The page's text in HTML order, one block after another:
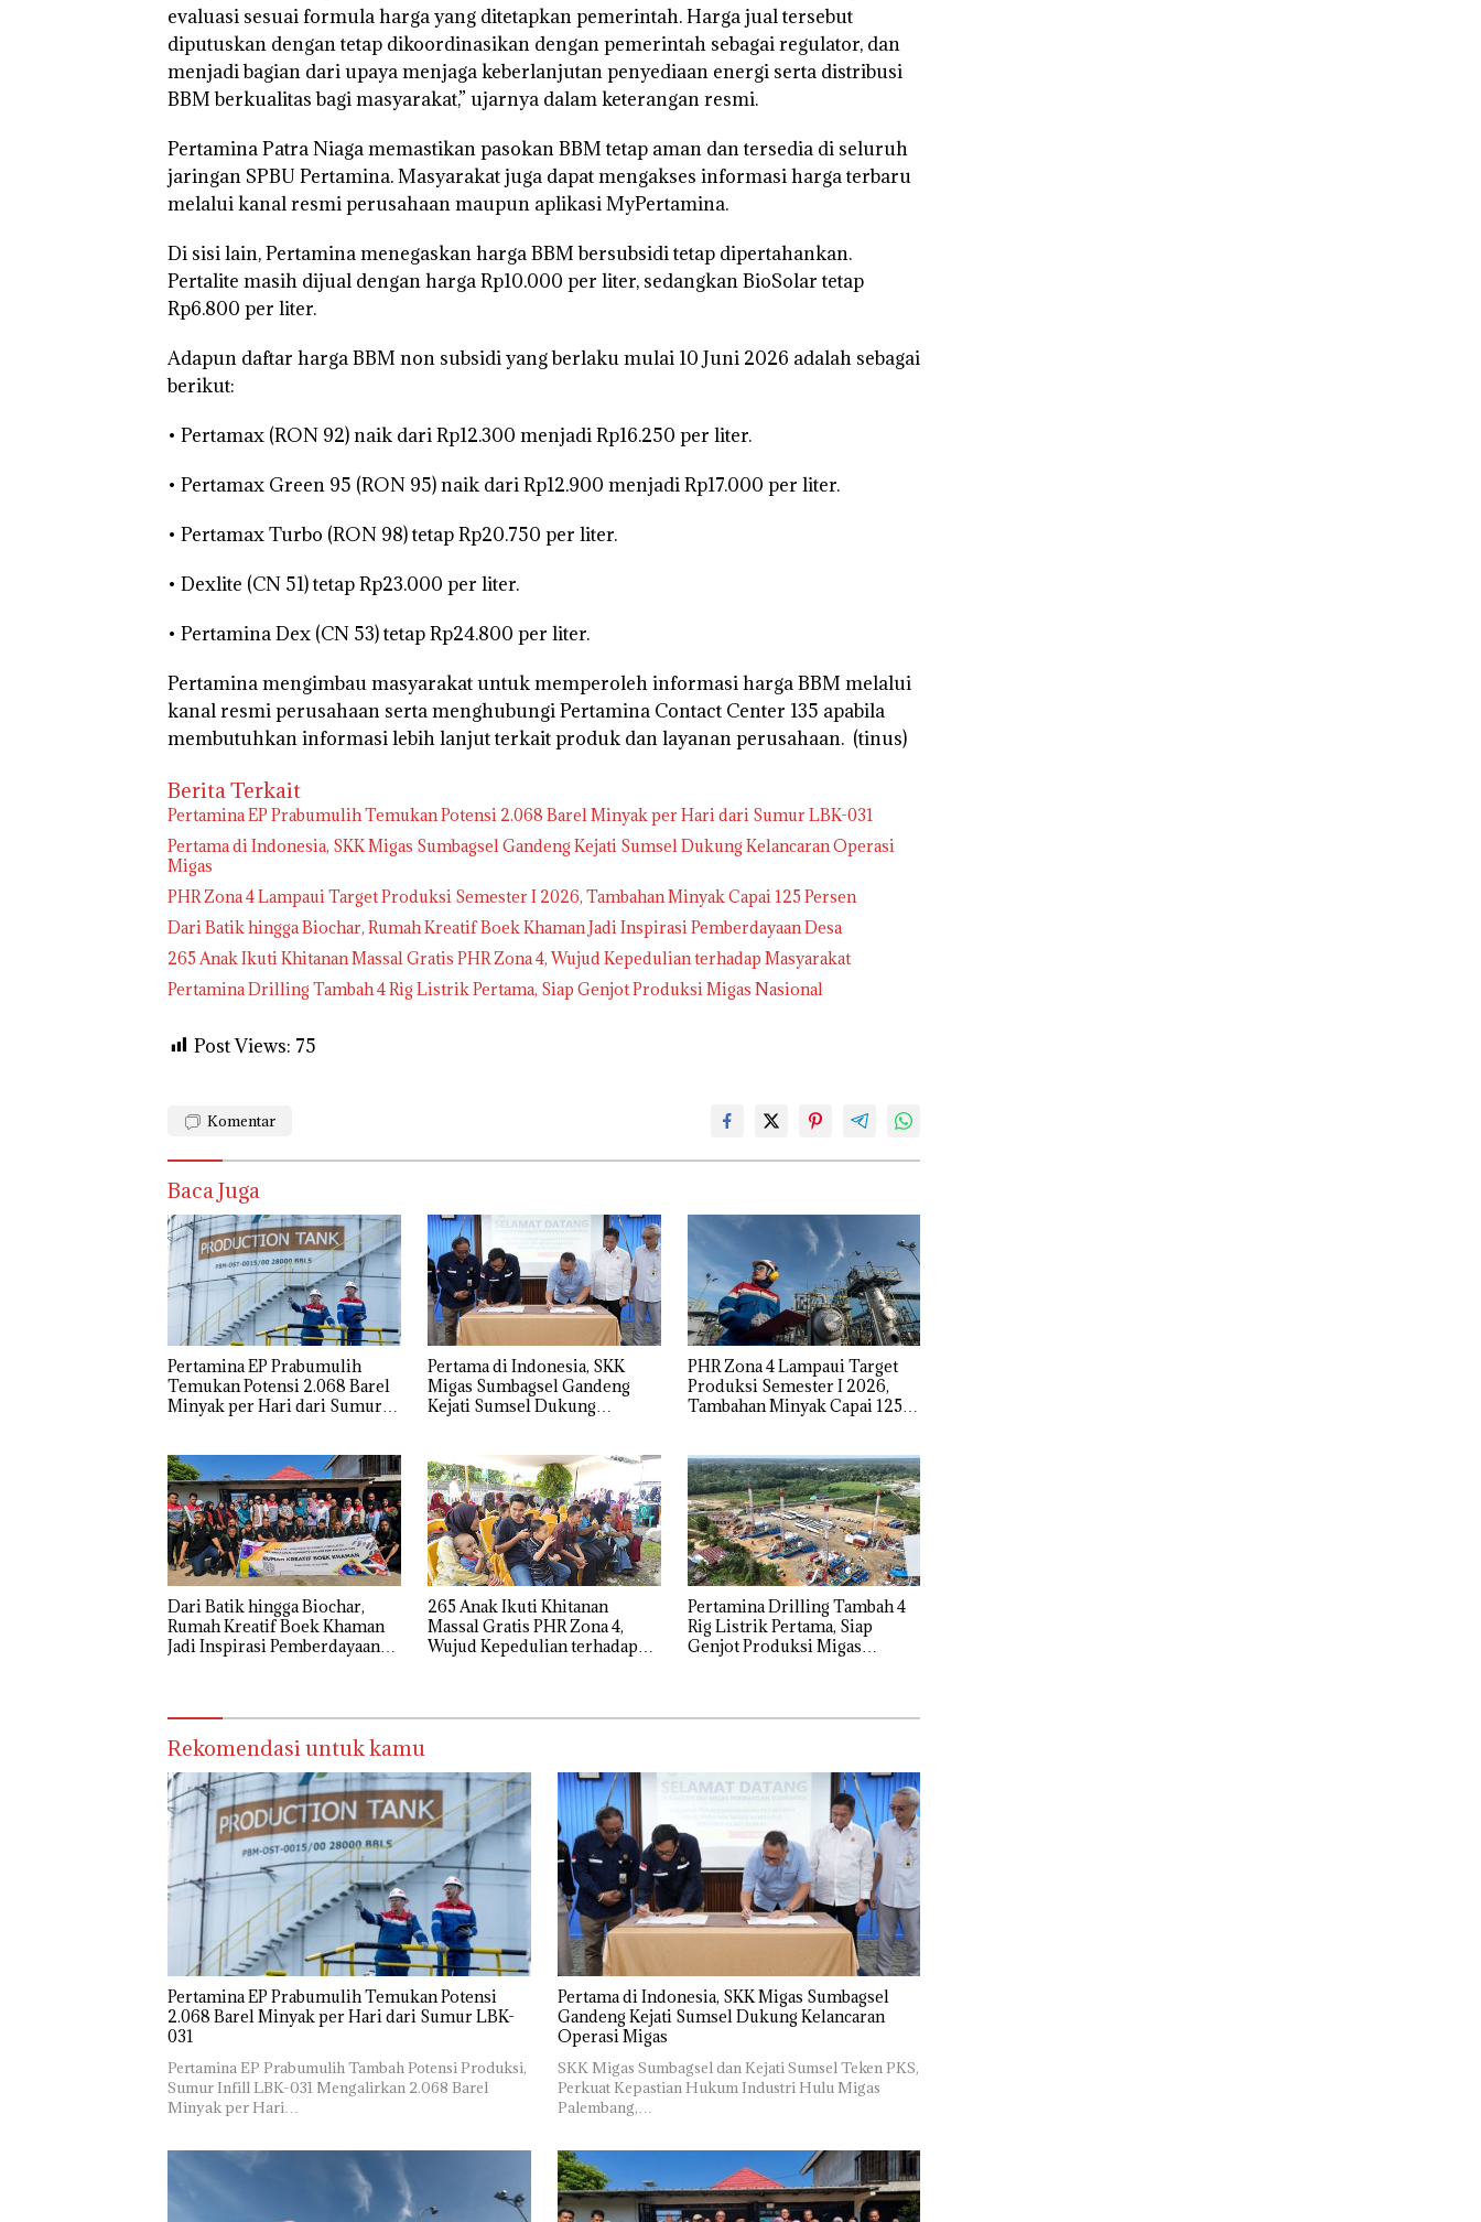
evaluasi sesuai formula harga yang ditetapkan pemerintah. Harga jual tersebut
diputuskan dengan tetap dikoordinasikan dengan pemerintah sebagai regulator, dan
menjadi bagian dari upaya menjaga keberlanjutan penyediaan energi serta distribusi
BBM berkualitas bagi masyarakat,” ujarnya dalam keterangan resmi.
Pertamina Patra Niaga memastikan pasokan BBM tetap aman dan tersedia di seluruh
jaringan SPBU Pertamina. Masyarakat juga dapat mengakses informasi harga terbaru
melalui kanal resmi perusahaan maupun aplikasi MyPertamina.
Di sisi lain, Pertamina menegaskan harga BBM bersubsidi tetap dipertahankan.
Pertalite masih dijual dengan harga Rp10.000 per liter, sedangkan BioSolar tetap
Rp6.800 per liter.
Adapun daftar harga BBM non subsidi yang berlaku mulai 10 Juni 2026 adalah sebagai
berikut:
• Pertamax (RON 92) naik dari Rp12.300 menjadi Rp16.250 per liter.
• Pertamax Green 95 (RON 95) naik dari Rp12.900 menjadi Rp17.000 per liter.
• Pertamax Turbo (RON 98) tetap Rp20.750 per liter.
• Dexlite (CN 51) tetap Rp23.000 per liter.
• Pertamina Dex (CN 53) tetap Rp24.800 per liter.
Pertamina mengimbau masyarakat untuk memperoleh informasi harga BBM melalui
kanal resmi perusahaan serta menghubungi Pertamina Contact Center 135 apabila
membutuhkan informasi lebih lanjut terkait produk dan layanan perusahaan. (tinus)
Berita Terkait
Pertamina EP Prabumulih Temukan Potensi 2.068 Barel Minyak per Hari dari Sumur LBK-031
Pertama di Indonesia, SKK Migas Sumbagsel Gandeng Kejati Sumsel Dukung Kelancaran Operasi
Migas
PHR Zona 4 Lampaui Target Produksi Semester I 2026, Tambahan Minyak Capai 125 Persen
Dari Batik hingga Biochar, Rumah Kreatif Boek Khaman Jadi Inspirasi Pemberdayaan Desa
265 Anak Ikuti Khitanan Massal Gratis PHR Zona 4, Wujud Kepedulian terhadap Masyarakat
Pertamina Drilling Tambah 4 Rig Listrik Pertama, Siap Genjot Produksi Migas Nasional
Post Views: 75
Komentar
Baca Juga
Pertamina EP Prabumulih
Temukan Potensi 2.068 Barel
Minyak per Hari dari Sumur
Pertama di Indonesia, SKK
Migas Sumbagsel Gandeng
Kejati Sumsel Dukung
PHR Zona 4 Lampaui Target
Produksi Semester I 2026,
Tambahan Minyak Capai 125
Dari Batik hingga Biochar,
Rumah Kreatif Boek Khaman
Jadi Inspirasi Pemberdayaan
265 Anak Ikuti Khitanan
Massal Gratis PHR Zona 4,
Wujud Kepedulian terhadap
Pertamina Drilling Tambah 4
Rig Listrik Pertama, Siap
Genjot Produksi Migas
Rekomendasi untuk kamu
Pertamina EP Prabumulih Temukan Potensi
2.068 Barel Minyak per Hari dari Sumur LBK-
031
Pertamina EP Prabumulih Tambah Potensi Produksi,
Sumur Infill LBK-031 Mengalirkan 2.068 Barel
Minyak per Hari…
Pertama di Indonesia, SKK Migas Sumbagsel
Gandeng Kejati Sumsel Dukung Kelancaran
Operasi Migas
SKK Migas Sumbagsel dan Kejati Sumsel Teken PKS,
Perkuat Kepastian Hukum Industri Hulu Migas
Palembang,…